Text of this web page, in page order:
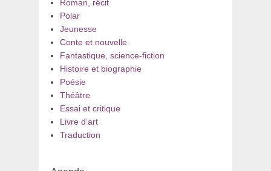
Roman, récit
Polar
Jeunesse
Conte et nouvelle
Fantastique, science-fiction
Histoire et biographie
Poésie
Théâtre
Essai et critique
Livre d’art
Traduction